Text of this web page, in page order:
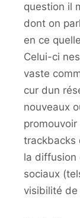
question il
dont on
en ce
Celui-ci
vaste
cur dun
nouveaux
trackbacks
la diffusion
sociaux
visibilité de